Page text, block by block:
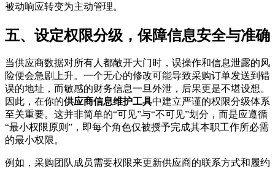
被动响应转变为主动管理。
五、设定权限分级，保障信息安全与准确
当供应商数据对所有人都敞开大门时，误操作和信息泄露的风
险便会急剧上升。一个无心的修改可能导致采购订单发送到错
误的地址，而敏感的财务信息一旦外泄，后果更是不堪设想。
因此，在你的供应商信息维护工具中建立严谨的权限分级体系
至关重要。这并非简单的“可见”与“不可见”划分，而是应遵循
“最小权限原则”，即每个角色仅被授予完成其本职工作所必需
的最小权限。
例如，采购团队成员需要权限来更新供应商的联系方式和履约